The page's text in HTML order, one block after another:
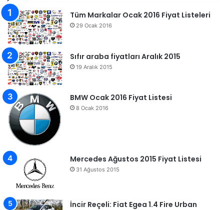
Tüm Markalar Ocak 2016 Fiyat Listeleri
29 Ocak 2016
Sıfır araba fiyatları Aralık 2015
19 Aralık 2015
BMW Ocak 2016 Fiyat Listesi
8 Ocak 2016
Mercedes Ağustos 2015 Fiyat Listesi
31 Ağustos 2015
İncir Reçeli: Fiat Egea 1.4 Fire Urban